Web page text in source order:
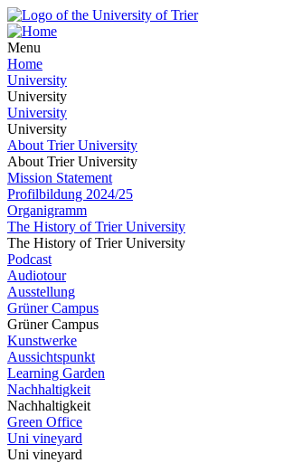
Menu
Home
University
University
University
University
About Trier University
About Trier University
Mission Statement
Profilbildung 2024/25
Organigramm
The History of Trier University
The History of Trier University
Podcast
Audiotour
Ausstellung
Grüner Campus
Grüner Campus
Kunstwerke
Aussichtspunkt
Learning Garden
Nachhaltigkeit
Nachhaltigkeit
Green Office
Uni vineyard
Uni vineyard